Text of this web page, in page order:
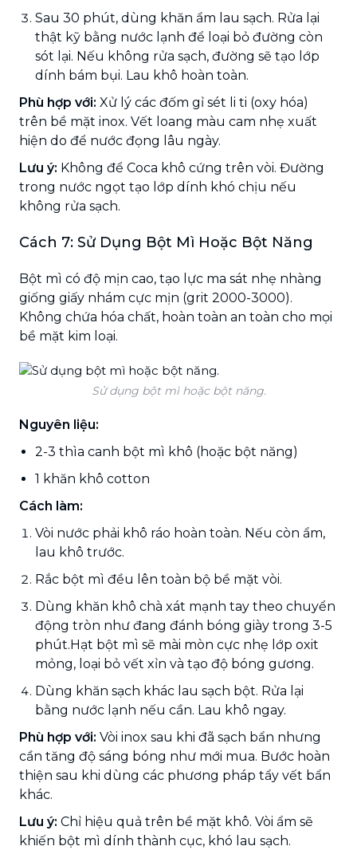
Sau 30 phút, dùng khăn ẩm lau sạch. Rửa lại
thật kỹ bằng nước lạnh để loại bỏ đường còn
sót lại. Nếu không rửa sạch, đường sẽ tạo lớp
dính bám bụi. Lau khô hoàn toàn.
Phù hợp với: Xử lý các đốm gỉ sét li ti (oxy hóa)
trên bề mặt inox. Vết loang màu cam nhẹ xuất
hiện do để nước đọng lâu ngày.
Lưu ý: Không để Coca khô cứng trên vòi. Đường
trong nước ngọt tạo lớp dính khó chịu nếu
không rửa sạch.
Cách 7: Sử Dụng Bột Mì Hoặc Bột Năng
Bột mì có độ mịn cao, tạo lực ma sát nhẹ nhàng
giống giấy nhám cực mịn (grit 2000-3000).
Không chứa hóa chất, hoàn toàn an toàn cho mọi
bề mặt kim loại.
Sử dụng bột mì hoặc bột năng.
Nguyên liệu:
2-3 thìa canh bột mì khô (hoặc bột năng)
1 khăn khô cotton
Cách làm:
Vòi nước phải khô ráo hoàn toàn. Nếu còn ẩm,
lau khô trước.
Rắc bột mì đều lên toàn bộ bề mặt vòi.
Dùng khăn khô chà xát mạnh tay theo chuyển
động tròn như đang đánh bóng giày trong 3-5
phút.Hạt bột mì sẽ mài mòn cực nhẹ lớp oxit
mỏng, loại bỏ vết xỉn và tạo độ bóng gương.
Dùng khăn sạch khác lau sạch bột. Rửa lại
bằng nước lạnh nếu cần. Lau khô ngay.
Phù hợp với: Vòi inox sau khi đã sạch bẩn nhưng
cần tăng độ sáng bóng như mới mua. Bước hoàn
thiện sau khi dùng các phương pháp tẩy vết bẩn
khác.
Lưu ý: Chỉ hiệu quả trên bề mặt khô. Vòi ẩm sẽ
khiến bột mì dính thành cục, khó lau sạch.